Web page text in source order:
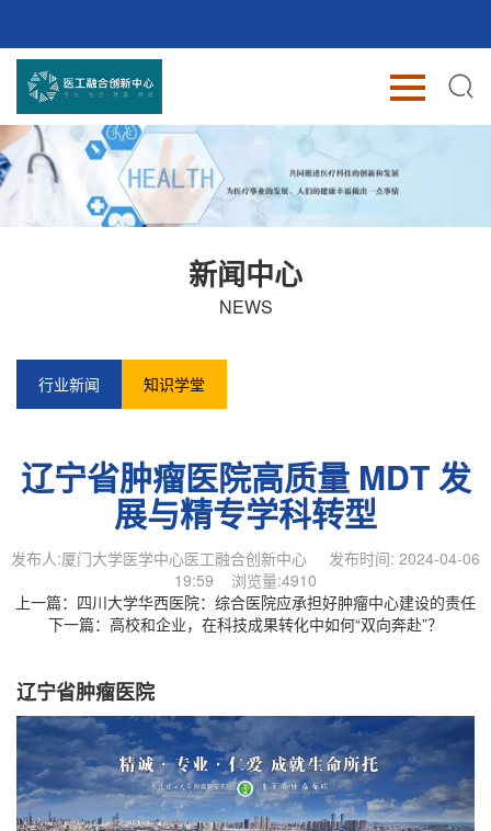
新闻中心
NEWS
行业新闻 知识学堂
辽宁省肿瘤医院高质量 MDT 发
展与精专学科转型
发布人:厦门大学医学中心医工融合创新中心 发布时间: 2024-04-06
19:59 浏览量:4910
上一篇： 四川大学华西医院：综合医院应承担好肿瘤中心建设的责任
下一篇： 高校和企业，在科技成果转化中如何“双向奔赴”？
辽宁省肿瘤医院